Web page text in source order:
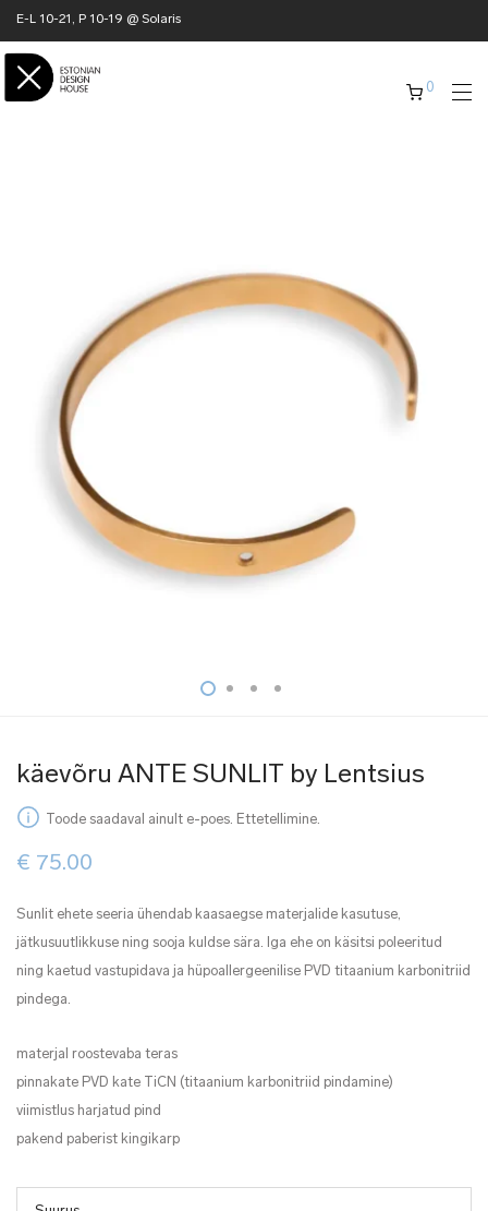
E-L 10-21, P 10-19 @ Solaris
0
käevõru ANTE SUNLIT by Lentsius
Toode saadaval ainult e-poes. Ettetellimine.
€ 75.00
Sunlit ehete seeria ühendab kaasaegse materjalide kasutuse,
jätkusuutlikkuse ning sooja kuldse sära. Iga ehe on käsitsi poleeritud
ning kaetud vastupidava ja hüpoallergeenilise PVD titaanium karbonitriid
pindega.
materjal roostevaba teras
pinnakate PVD kate TiCN (titaanium karbonitriid pindamine)
viimistlus harjatud pind
pakend paberist kingikarp